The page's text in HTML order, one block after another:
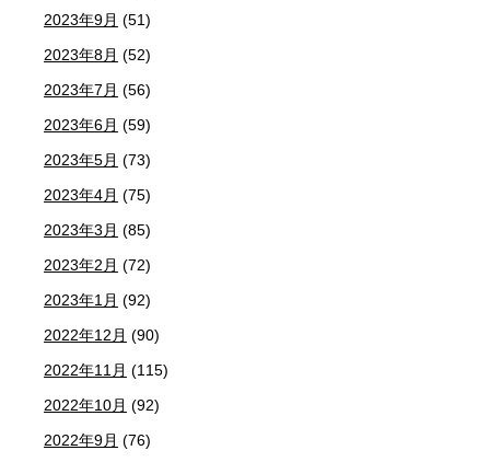
2023年9月 (51)
2023年8月 (52)
2023年7月 (56)
2023年6月 (59)
2023年5月 (73)
2023年4月 (75)
2023年3月 (85)
2023年2月 (72)
2023年1月 (92)
2022年12月 (90)
2022年11月 (115)
2022年10月 (92)
2022年9月 (76)